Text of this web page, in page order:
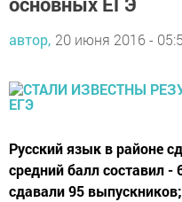
автор, 20 июня 2016 -
Русский язык в районе
средний балл составил
сдавали 95